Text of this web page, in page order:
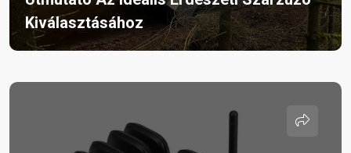
Kiválasztásához